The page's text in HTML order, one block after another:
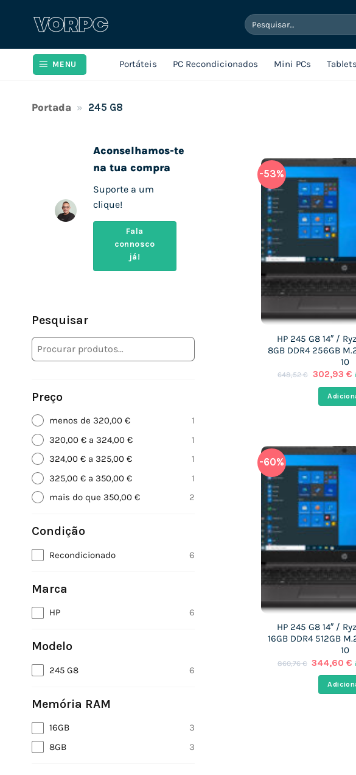
Pesquisar
por:
MENU Portáteis PC Recondicionados Mini PCs Tablets
Portada » 245 G8
Aconselhamos-te
na tua compra
Suporte a um
clique!
Fala
connosco
já!
Pesquisar
Preço
menos de 320,00 €
1
320,00 € a 324,00 €
1
324,00 € a 325,00 €
1
325,00 € a 350,00 €
1
mais do que 350,00 €
2
Condição
Recondicionado 6
Marca
HP 6
Modelo
245 G8 6
Memória RAM
16GB
3
8GB
3
-53%
HP 245 G8 14″ /
8GB DDR4 256GB
10
648,52€ O
original
era:
302,93 €
-60%
HP 245 G8 14″ /
16GB DDR4 512GB
10
860,76€ O
original
era:
344,60€